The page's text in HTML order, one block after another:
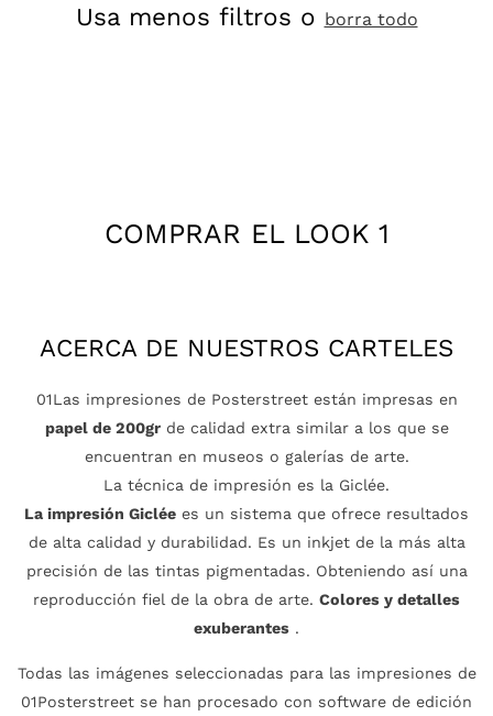
Usa menos filtros o borra todo
Colección:
COMPRAR EL LOOK 1
ACERCA DE NUESTROS CARTELES
01Las impresiones de Posterstreet están impresas en
papel de 200grde calidad extra similar a los que se
encuentran en museos o galerías de arte.
La técnica de impresión es la Giclée.
La impresión Giclée es un sistema que ofrece resultados
de alta calidad y durabilidad. Es un inkjet de la más alta
precisión de las tintas pigmentadas. Obteniendo así una
reproducción fiel de la obra de arte. Colores y detalles
exuberantes .
Todas las imágenes seleccionadas para las impresiones de
01Posterstreet se han procesado con software de edición